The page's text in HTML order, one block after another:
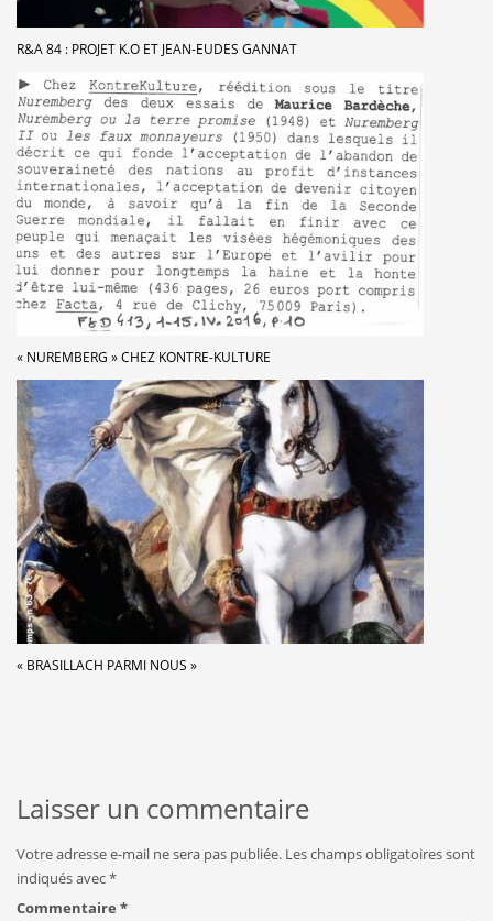
R&A 84 : PROJET K.O ET JEAN-EUDES GANNAT
« NUREMBERG » CHEZ KONTRE-KULTURE
« BRASILLACH PARMI NOUS »
Laisser un commentaire
Votre adresse e-mail ne sera pas publiée. Les champs obligatoires sont
indiqués avec*
Commentaire *